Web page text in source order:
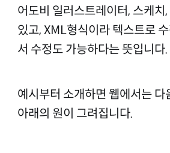
어도비 일러스트레이터, 스케
있고, XML형식이라 텍스트로
서 수정도 가능하다는 뜻입니다.
예시부터 소개하면 웹에서는
아래의 원이 그려집니다.